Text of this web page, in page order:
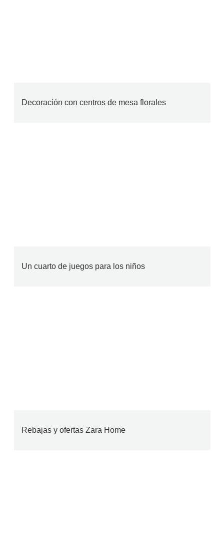
Decoración con centros de mesa florales
Un cuarto de juegos para los niños
Rebajas y ofertas Zara Home